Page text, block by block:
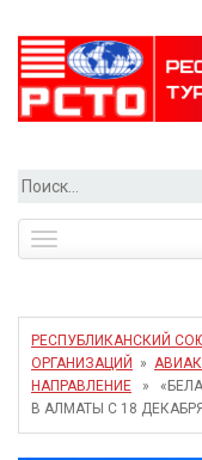
Найти:
РЕСПУБЛИКАНСКИЙ
ОРГАНИЗАЦИЙ
»
НАПРАВЛЕНИЕ »
В АЛМАТЫ С 18 ДЕКАБРЯ